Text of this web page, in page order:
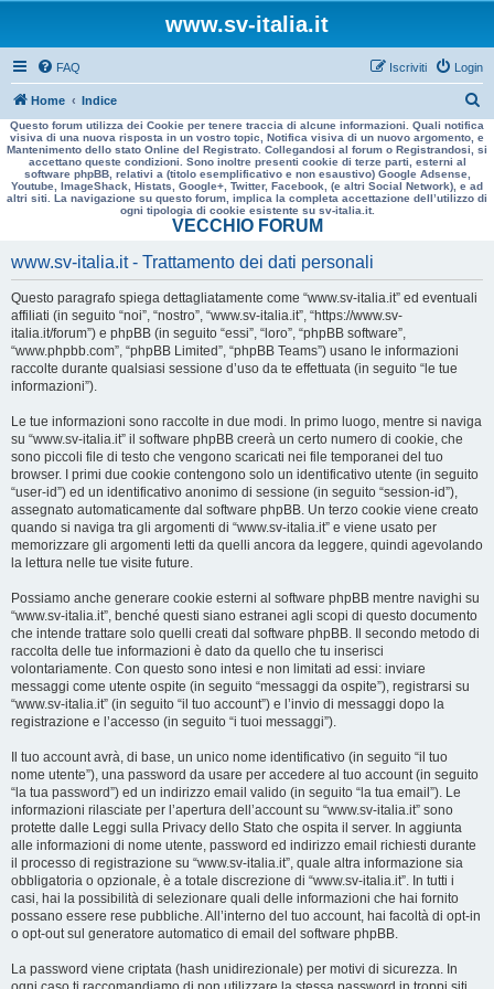
www.sv-italia.it
FAQ Login
Iscriviti
Home Indice
e
r
a
Questo forum utilizza dei Cookie per tenere traccia di alcune informazioni. Quali notifica
visiva di una nuova risposta in un vostro topic, Notifica visiva di un nuovo argomento, e
Mantenimento dello stato Online del Registrato. Collegandosi al forum o Registrandosi, si
accettano queste condizioni. Sono inoltre presenti cookie di terze parti, esterni al
software phpBB, relativi a (titolo esemplificativo e non esaustivo) Google Adsense,
Youtube, ImageShack, Histats, Google+, Twitter, Facebook, (e altri Social Network), e ad
altri siti. La navigazione su questo forum, implica la completa accettazione dell’utilizzo di
ogni tipologia di cookie esistente su sv-italia.it.
VECCHIO FORUM
www.sv-italia.it - Trattamento dei dati personali
Questo paragrafo spiega dettagliatamente come “www.sv-italia.it” ed eventuali
affiliati (in seguito “noi”, “nostro”, “www.sv-italia.it”, “https://www.sv-
italia.it/forum”) e phpBB (in seguito “essi”, “loro”, “phpBB software”,
“www.phpbb.com”, “phpBB Limited”, “phpBB Teams”) usano le informazioni
raccolte durante qualsiasi sessione d’uso da te effettuata (in seguito “le tue
informazioni”).
Le tue informazioni sono raccolte in due modi. In primo luogo, mentre si naviga
su “www.sv-italia.it” il software phpBB creerà un certo numero di cookie, che
sono piccoli file di testo che vengono scaricati nei file temporanei del tuo
browser. I primi due cookie contengono solo un identificativo utente (in seguito
“user-id”) ed un identificativo anonimo di sessione (in seguito “session-id”),
assegnato automaticamente dal software phpBB. Un terzo cookie viene creato
quando si naviga tra gli argomenti di “www.sv-italia.it” e viene usato per
memorizzare gli argomenti letti da quelli ancora da leggere, quindi agevolando
la lettura nelle tue visite future.
Possiamo anche generare cookie esterni al software phpBB mentre navighi su
“www.sv-italia.it”, benché questi siano estranei agli scopi di questo documento
che intende trattare solo quelli creati dal software phpBB. Il secondo metodo di
raccolta delle tue informazioni è dato da quello che tu inserisci
volontariamente. Con questo sono intesi e non limitati ad essi: inviare
messaggi come utente ospite (in seguito “messaggi da ospite”), registrarsi su
“www.sv-italia.it” (in seguito “il tuo account”) e l’invio di messaggi dopo la
registrazione e l’accesso (in seguito “i tuoi messaggi”).
Il tuo account avrà, di base, un unico nome identificativo (in seguito “il tuo
nome utente”), una password da usare per accedere al tuo account (in seguito
“la tua password”) ed un indirizzo email valido (in seguito “la tua email”). Le
informazioni rilasciate per l’apertura dell’account su “www.sv-italia.it” sono
protette dalle Leggi sulla Privacy dello Stato che ospita il server. In aggiunta
alle informazioni di nome utente, password ed indirizzo email richiesti durante
il processo di registrazione su “www.sv-italia.it”, quale altra informazione sia
obbligatoria o opzionale, è a totale discrezione di “www.sv-italia.it”. In tutti i
casi, hai la possibilità di selezionare quali delle informazioni che hai fornito
possano essere rese pubbliche. All’interno del tuo account, hai facoltà di opt-in
o opt-out sul generatore automatico di email del software phpBB.
La password viene criptata (hash unidirezionale) per motivi di sicurezza. In